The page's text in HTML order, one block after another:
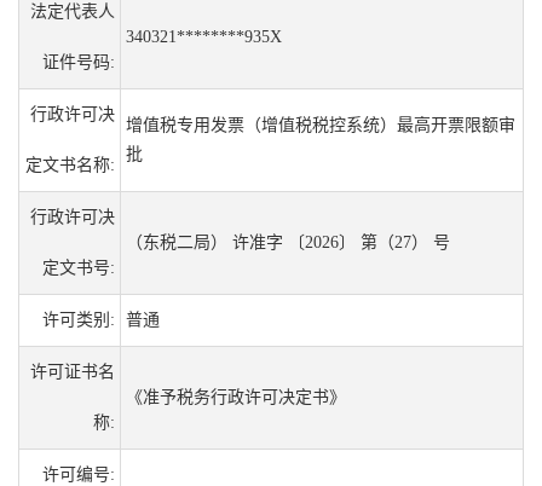
法定代表人
证件号码:
340321********935X
行政许可决
定文书名称:
增值税专用发票（增值税税控系统）最高开票限额审
批
行政许可决
定文书号:
（东税二局） 许准字 〔2026〕 第（27） 号
许可类别: 普通
许可证书名
称:
《准予税务行政许可决定书》
许可编号: